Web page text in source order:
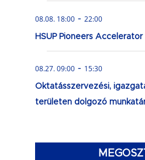
08.08. 18:00 - 22:00
HSUP Pioneers Accelerator
08.27. 09:00 - 15:30
Oktatásszervezési,
területen dolgozó